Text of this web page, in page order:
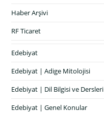
Haber Arşivi
RF Ticaret
Edebiyat
Edebiyat | Adige Mitolojisi
Edebiyat | Dil Bilgisi ve Dersleri
Edebiyat | Genel Konular